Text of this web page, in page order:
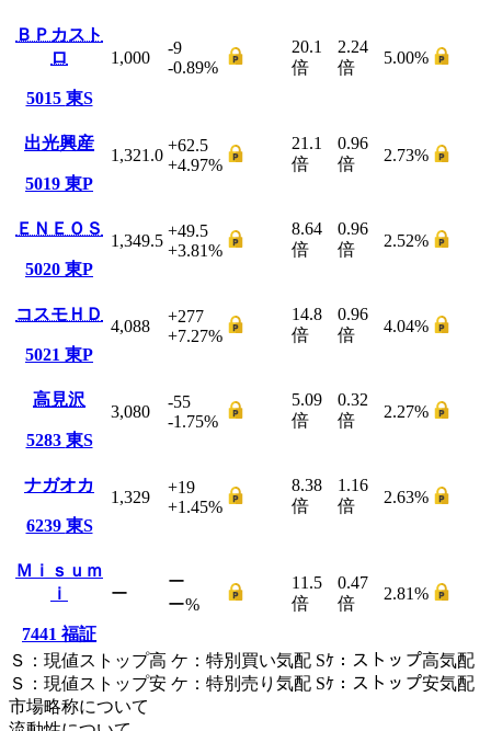
ＢＰカスト
ロ
5015 東S
1,000
-9
-0.89%
20.1
倍
2.24
倍
5.00%
出光興産
5019 東P
1,321.0
+62.5
+4.97%
21.1
倍
0.96
倍
2.73%
ＥＮＥＯＳ
5020 東P
1,349.5
+49.5
+3.81%
8.64
倍
0.96
倍
2.52%
コスモＨＤ
5021 東P
4,088
+277
+7.27%
14.8
倍
0.96
倍
4.04%
高見沢
5283 東S
3,080
-55
-1.75%
5.09
倍
0.32
倍
2.27%
ナガオカ
6239 東S
1,329
+19
+1.45%
8.38
倍
1.16
倍
2.63%
Ｍｉｓｕｍ
ｉ
7441福証
ー
ー
ー%
11.5
倍
0.47
倍
2.81%
Ｓ ： 現値ストップ高 ケ ： 特別買い気配 Sｹ ： ストップ高気配
Ｓ ： 現値ストップ安 ケ ： 特別売 り 気配 Sｹ ： ストップ安気配
市場略称について